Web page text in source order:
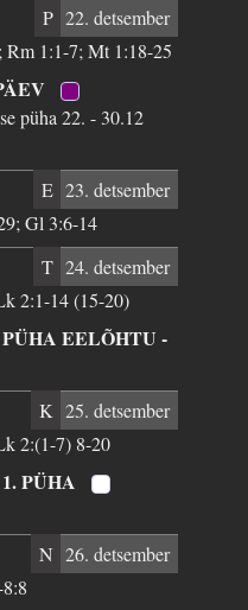
P 22. detsember
Rm 1:1-7; Mt 1:18-25
püha 22. - 30.12
E 23. detsember
Gl 3:6-14
T 24. detsember
2:1-14 (15-20)
EELÕHTU -
K 25. detsember
2:(1-7) 8-20
PÜHA
N 26. detsember